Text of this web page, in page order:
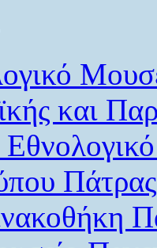
και
Πάτρας